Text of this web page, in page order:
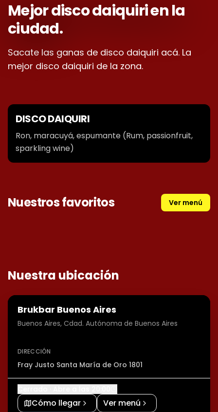
Mejor disco daiquiri en la
ciudad.
Sacate las ganas de disco daiquiri acá. La
mejor disco daiquiri de la zona.
DISCO DAIQUIRI
Ron, maracuyá, espumante (Rum, passionfruit,
sparkling wine)
Nuestros favoritos
Ver menú
Nuestra ubicación
Brukbar Buenos Aires
Buenos Aires, Cdad. Autónoma de Buenos Aires
DIRECCIÓN
Fray Justo Santa María de Oro 1801
Cómo llegar
Ver menú